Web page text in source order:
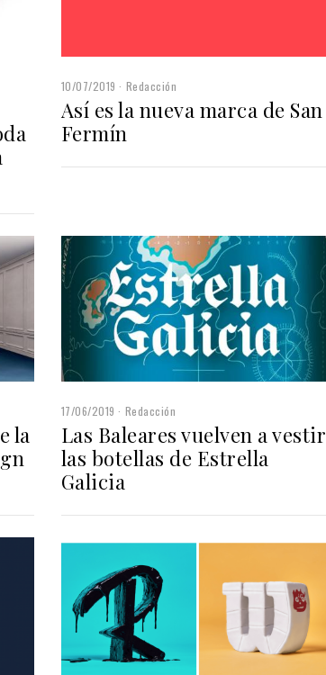
10/07/2019 Redacción
Así es la nueva marca de San
Fermín
la
17/06/2019 Redacción
Las Baleares vuelven a vestir
las botellas de Estrella
Galicia